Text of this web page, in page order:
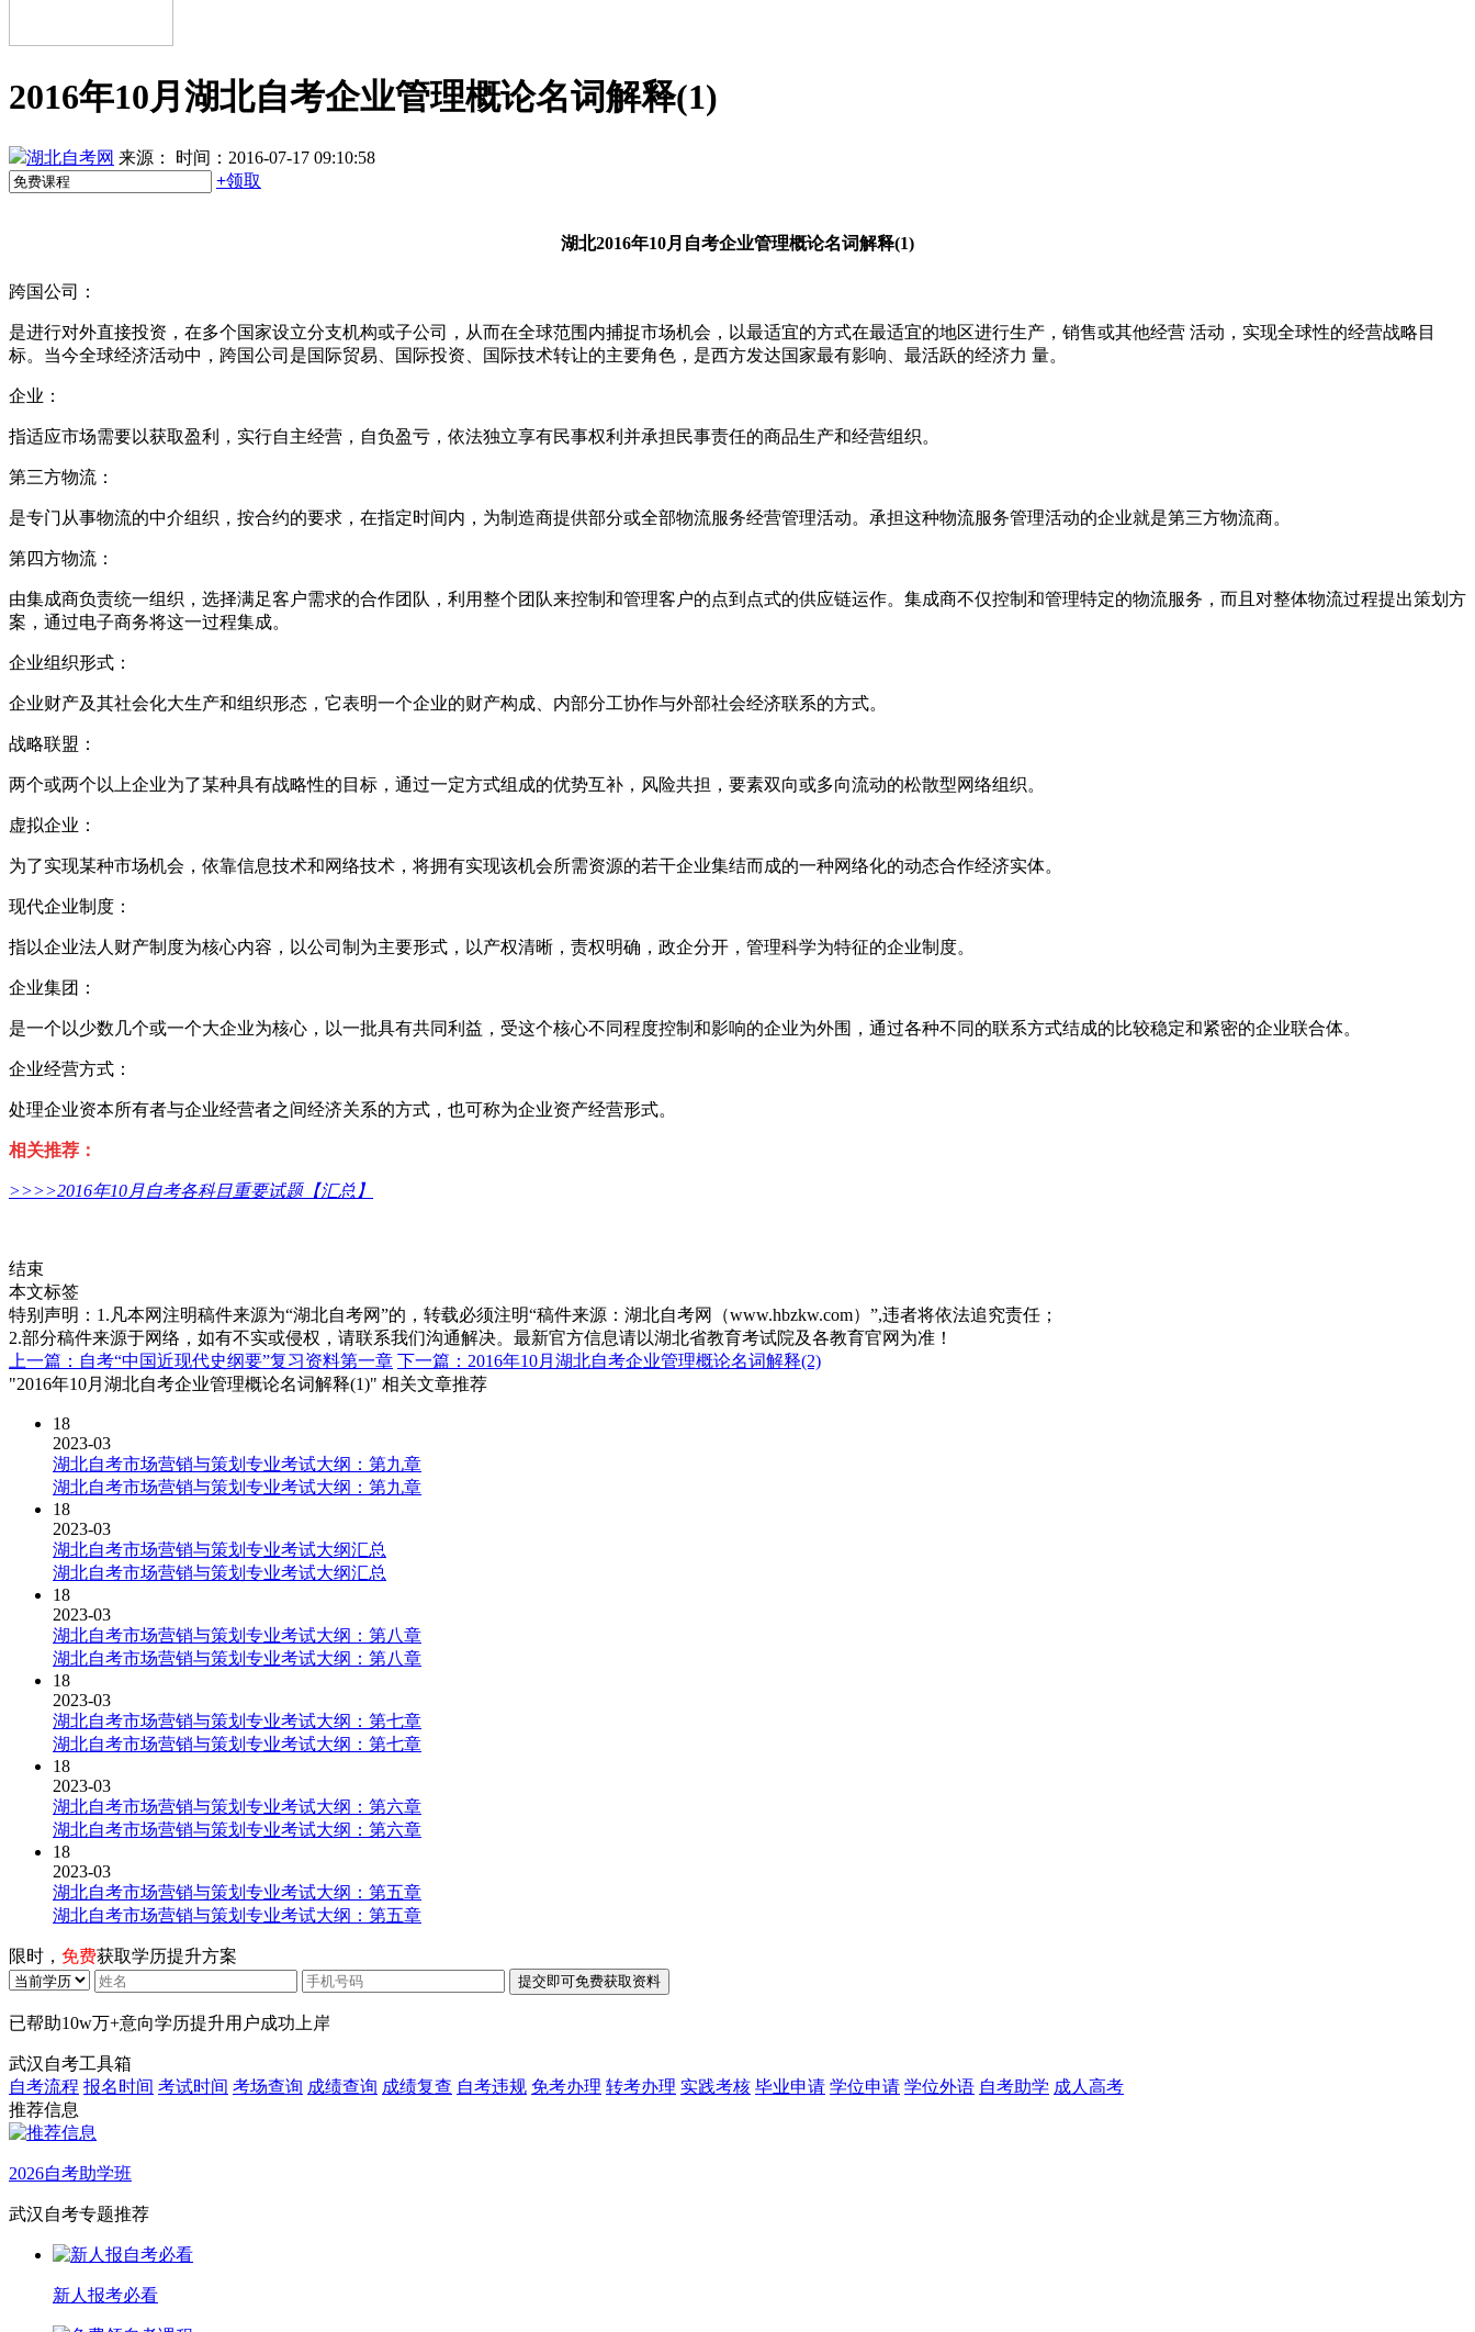
2016年10月湖北自考企业管理概论名词解释(1)
湖北自考网 来源：
时间：2016-07-17 09:10:58
+领取
湖北2016年10月自考企业管理概论名词解释(1)
跨国公司：
是进行对外直接投资，在多个国家设立分支机构或子公司，从而在全球范围内捕捉市场机会，以最适宜的方式在最适宜的地区进行生产，销售或其他经营 活动，实现全球性的经营战略目
标。当今全球经济活动中，跨国公司是国际贸易、国际投资、国际技术转让的主要角色，是西方发达国家最有影响、最活跃的经济力 量。
企业：
指适应市场需要以获取盈利，实行自主经营，自负盈亏，依法独立享有民事权利并承担民事责任的商品生产和经营组织。
第三方物流：
是专门从事物流的中介组织，按合约的要求，在指定时间内，为制造商提供部分或全部物流服务经营管理活动。承担这种物流服务管理活动的企业就是第三方物流商。
第四方物流：
由集成商负责统一组织，选择满足客户需求的合作团队，利用整个团队来控制和管理客户的点到点式的供应链运作。集成商不仅控制和管理特定的物流服务，而且对整体物流过程提出策划方
案，通过电子商务将这一过程集成。
企业组织形式：
企业财产及其社会化大生产和组织形态，它表明一个企业的财产构成、内部分工协作与外部社会经济联系的方式。
战略联盟：
两个或两个以上企业为了某种具有战略性的目标，通过一定方式组成的优势互补，风险共担，要素双向或多向流动的松散型网络组织。
虚拟企业：
为了实现某种市场机会，依靠信息技术和网络技术，将拥有实现该机会所需资源的若干企业集结而成的一种网络化的动态合作经济实体。
现代企业制度：
指以企业法人财产制度为核心内容，以公司制为主要形式，以产权清晰，责权明确，政企分开，管理科学为特征的企业制度。
企业集团：
是一个以少数几个或一个大企业为核心，以一批具有共同利益，受这个核心不同程度控制和影响的企业为外围，通过各种不同的联系方式结成的比较稳定和紧密的企业联合体。
企业经营方式：
处理企业资本所有者与企业经营者之间经济关系的方式，也可称为企业资产经营形式。
相关推荐：
>>>>2016年10月自考各科目重要试题【汇总】
结束
本文标签
特别声明：1.凡本网注明稿件来源为“湖北自考网”的，转载必须注明“稿件来源：湖北自考网（www.hbzkw.com）”,违者将依法追究责任；
2.部分稿件来源于网络，如有不实或侵权，请联系我们沟通解决。最新官方信息请以湖北省教育考试院及各教育官网为准！
上一篇：自考“中国近现代史纲要”复习资料第一章 下一篇：2016年10月湖北自考企业管理概论名词解释(2)
"2016年10月湖北自考企业管理概论名词解释(1)" 相关文章推荐
18
2023-03
湖北自考市场营销与策划专业考试大纲：第九章
湖北自考市场营销与策划专业考试大纲：第九章
18
2023-03
湖北自考市场营销与策划专业考试大纲汇总
湖北自考市场营销与策划专业考试大纲汇总
18
2023-03
湖北自考市场营销与策划专业考试大纲：第八章
湖北自考市场营销与策划专业考试大纲：第八章
18
2023-03
湖北自考市场营销与策划专业考试大纲：第七章
湖北自考市场营销与策划专业考试大纲：第七章
18
2023-03
湖北自考市场营销与策划专业考试大纲：第六章
湖北自考市场营销与策划专业考试大纲：第六章
18
2023-03
湖北自考市场营销与策划专业考试大纲：第五章
湖北自考市场营销与策划专业考试大纲：第五章
限时， 免费获取学历提升方案
已帮助10w万+意向学历提升用户成功上岸
武汉自考工具箱
自考流程 报名时间 考试时间 考场查询 成绩查询 成绩复查 自考违规 免考办理 转考办理 实践考核 毕业申请 学位申请 学位外语 自考助学 成人高考
推荐信息
2026自考助学班
武汉自考专题推荐
新人报考必看